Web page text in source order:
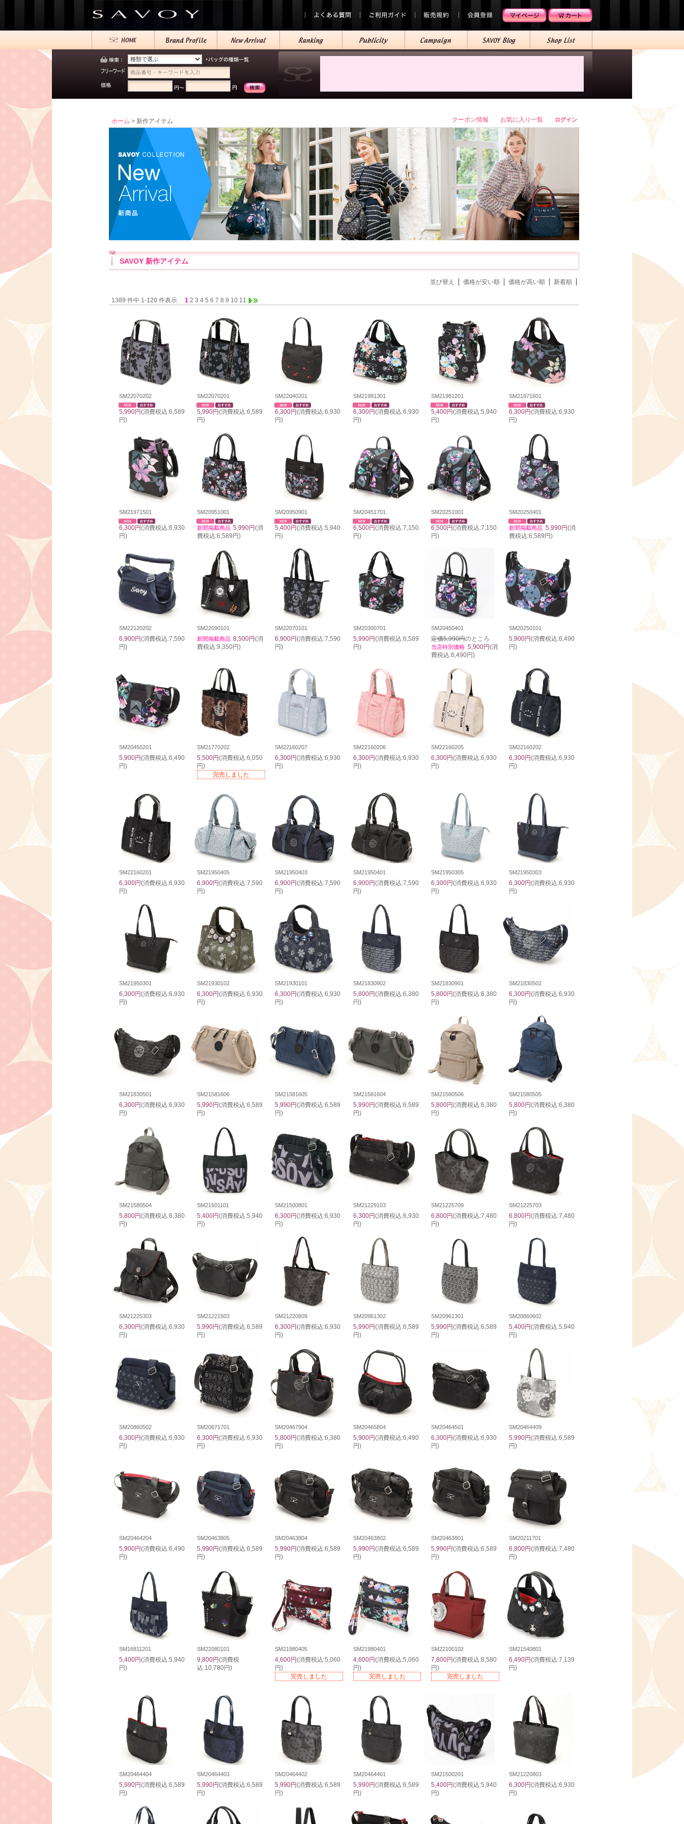
クーポン情報 お気に入り一覧 ログイン
ホーム > 新作アイテム
SAVOY 新作アイテム
並び替え 価格が安い順 価格が高い順 新着順
1389 件中 1-120 件表示 1 2 3 4 5 6 7 8 9 10 11
SM22070202
5,990円(消費税込:6,589
円)
SM22070201
5,990円(消費税込:6,589
円)
SM22040201
6,300円(消費税込:6,930
円)
SM21981301
6,300円(消費税込:6,930
円)
SM21981201
5,400円(消費税込:5,940
円)
SM21971601
6,300円(消費税込:6,930
円)
SM21971501
6,300円(消費税込:6,930
円)
SM20951001
新聞掲載商品 5,990円(消
費税込:6,589円)
SM20950901
5,400円(消費税込:5,940
円)
SM20451701
6,500円(消費税込:7,150
円)
SM20251001
6,500円(消費税込:7,150
円)
SM20250401
新聞掲載商品 5,990円(消
費税込:6,589円)
SM22120202
6,900円(消費税込:7,590
円)
SM22090101
新聞掲載商品 8,500円(消
費税込:9,350円)
SM22070101
6,900円(消費税込:7,590
円)
SM20300701
5,990円(消費税込:6,589
円)
SM20450401
定価5,990円のところ
当店特別価格 5,900円(消
費税込:6,490円)
SM20250101
5,900円(消費税込:6,490
円)
SM20450201
5,900円(消費税込:6,490
円)
SM21770202
5,500円(消費税込:6,050
円)
完売しました
SM22160207
6,300円(消費税込:6,930
円)
SM22160206
6,300円(消費税込:6,930
円)
SM22160205
6,300円(消費税込:6,930
円)
SM22160202
6,300円(消費税込:6,930
円)
SM22160201
6,300円(消費税込:6,930
円)
SM21950405
6,900円(消費税込:7,590
円)
SM21950403
6,900円(消費税込:7,590
円)
SM21950401
6,900円(消費税込:7,590
円)
SM21950305
6,300円(消費税込:6,930
円)
SM21950303
6,300円(消費税込:6,930
円)
SM21950301
6,300円(消費税込:6,930
円)
SM21930102
6,300円(消費税込:6,930
円)
SM21930101
6,300円(消費税込:6,930
円)
SM21830902
5,800円(消費税込:6,380
円)
SM21830901
5,800円(消費税込:6,380
円)
SM21830502
6,300円(消費税込:6,930
円)
SM21830501
6,300円(消費税込:6,930
円)
SM21581606
5,990円(消費税込:6,589
円)
SM21581605
5,990円(消費税込:6,589
円)
SM21581604
5,990円(消費税込:6,589
円)
SM21580506
5,800円(消費税込:6,380
円)
SM21580505
5,800円(消費税込:6,380
円)
SM21580504
5,800円(消費税込:6,380
円)
SM21501101
5,400円(消費税込:5,940
円)
SM21500801
6,300円(消費税込:6,930
円)
SM21229103
6,300円(消費税込:6,930
円)
SM21225709
6,800円(消費税込:7,480
円)
SM21225703
6,800円(消費税込:7,480
円)
SM21225303
6,300円(消費税込:6,930
円)
SM21221503
5,990円(消費税込:6,589
円)
SM21220809
6,300円(消費税込:6,930
円)
SM20961302
5,990円(消費税込:6,589
円)
SM20961301
5,990円(消費税込:6,589
円)
SM20860602
5,400円(消費税込:5,940
円)
SM20860502
6,300円(消費税込:6,930
円)
SM20671701
6,300円(消費税込:6,930
円)
SM20467904
5,800円(消費税込:6,380
円)
SM20465804
5,900円(消費税込:6,490
円)
SM20464501
6,300円(消費税込:6,930
円)
SM20464409
5,990円(消費税込:6,589
円)
SM20464204
5,900円(消費税込:6,490
円)
SM20463805
5,990円(消費税込:6,589
円)
SM20463804
5,990円(消費税込:6,589
円)
SM20463802
5,990円(消費税込:6,589
円)
SM20463801
5,990円(消費税込:6,589
円)
SM20211701
6,800円(消費税込:7,480
円)
SM16811201
5,400円(消費税込:5,940
円)
SM22080101
9,800円(消費税
込:10,780円)
SM21980405
4,600円(消費税込:5,060
円)
完売しました
SM21980401
4,600円(消費税込:5,060
円)
完売しました
SM22100102
7,800円(消費税込:8,580
円)
完売しました
SM21540801
6,490円(消費税込:7,139
円)
SM20464404
5,990円(消費税込:6,589
円)
SM20464403
5,990円(消費税込:6,589
円)
SM20464402
5,990円(消費税込:6,589
円)
SM20464401
5,990円(消費税込:6,589
円)
SM21500201
5,400円(消費税込:5,940
円)
SM21220803
6,300円(消費税込:6,930
円)